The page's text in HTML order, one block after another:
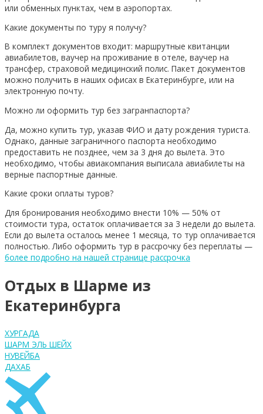
или обменных пунктах, чем в аэропортах.
Какие документы по туру я получу?
В комплект документов входит: маршрутные квитанции
авиабилетов, ваучер на проживание в отеле, ваучер на
трансфер, страховой медицинский полис. Пакет документов
можно получить в наших офисах в Екатеринбурге, или на
электронную почту.
Можно ли оформить тур без загранпаспорта?
Да, можно купить тур, указав ФИО и дату рождения туриста.
Однако, данные заграничного паспорта необходимо
предоставить не позднее, чем за 3 дня до вылета. Это
необходимо, чтобы авиакомпания выписала авиабилеты на
верные паспортные данные.
Какие сроки оплаты туров?
Для бронирования необходимо внести 10% — 50% от
стоимости тура, остаток оплачивается за 3 недели до вылета.
Если до вылета осталось менее 1 месяца, то тур оплачивается
полностью. Либо оформить тур в рассрочку без переплаты —
более подробно на нашей странице рассрочка
Отдых в Шарме из
Екатеринбурга
ХУРГАДА
ШАРМ ЭЛЬ ШЕЙХ
НУВЕЙБА
ДАХАБ